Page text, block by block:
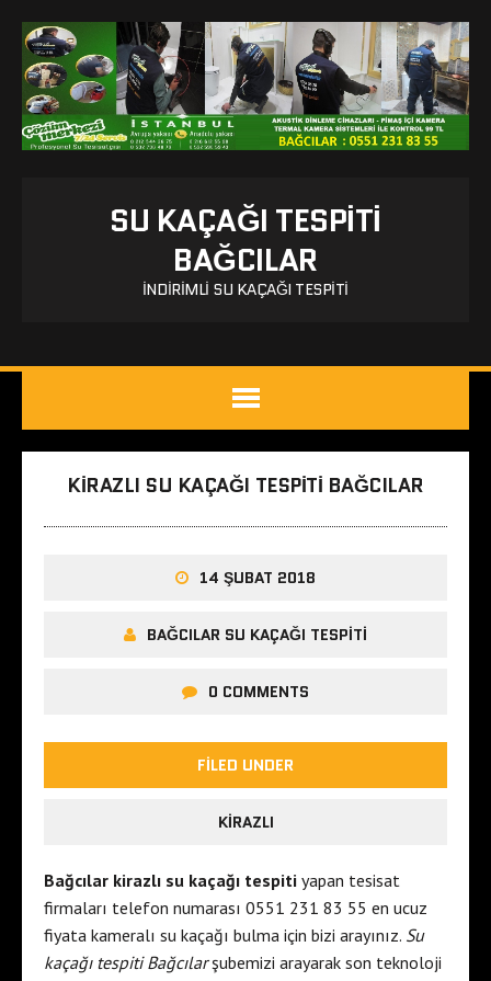
SU KAÇAĞI TESPITI
BAĞCILAR
İNDIRIMLI SU KAÇAĞI TESPITI
KIRAZLI SU KAÇAĞI TESPITI BAĞCILAR
14 ŞUBAT 2018
BAĞCILAR SU KAÇAĞI TESPITI
0 COMMENTS
FILED UNDER
KIRAZLI
Bağcılar kirazlı su kaçağı tespiti yapan tesisat
firmaları telefon numarası 0551 231 83 55 en ucuz
fiyata kameralı su kaçağı bulma için bizi arayınız. Su
kaçağı tespiti Bağcılarşubemizi arayarak son teknoloji